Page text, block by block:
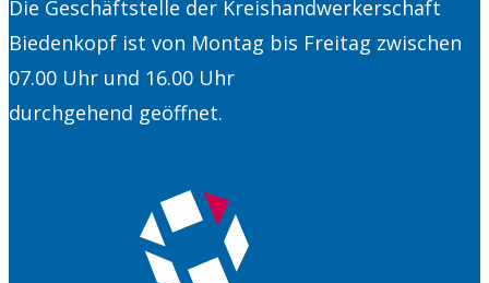
Die Geschäftstelle der Kreishandwerkerschaft
Biedenkopf ist von Montag bis Freitag zwischen
07.00 Uhr und 16.00 Uhr
durchgehend geöffnet.